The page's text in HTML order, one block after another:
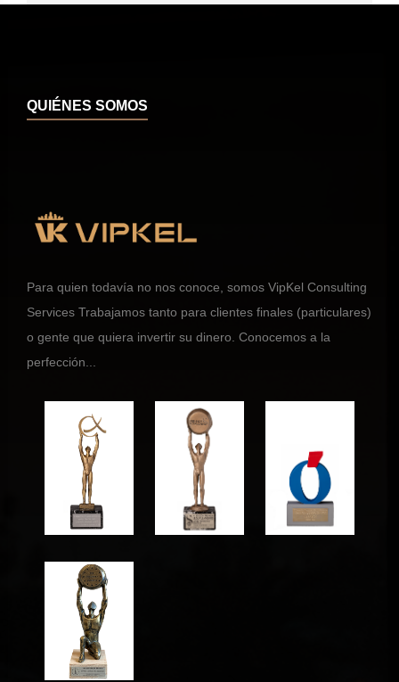
QUIÉNES SOMOS
Para quien todavía no nos conoce, somos VipKel Consulting
Services Trabajamos tanto para clientes finales (particulares)
o gente que quiera invertir su dinero. Conocemos a la
perfección...